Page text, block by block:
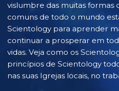
vislumbre das muitas formas
comuns de todo o mundo
Scientology para aprender
continuar a prosperar em
vidas. Veja como os
princípios de Scientology
nas suas Igrejas locais, no